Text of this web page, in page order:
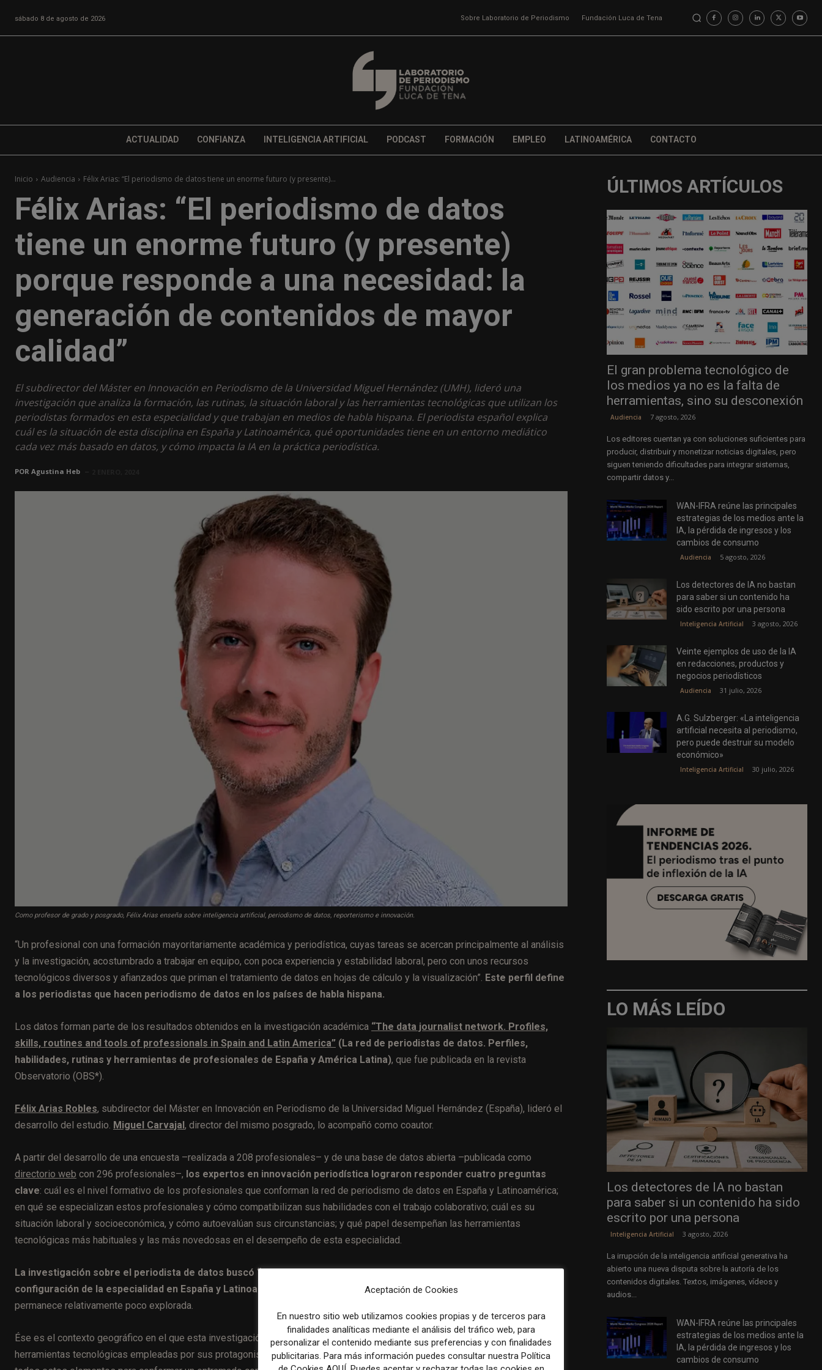
sábado 8 de agosto de 2026 Sobre Laboratorio de Periodismo Fundación Luca de Tena
ACTUALIDAD CONFIANZA INTELIGENCIA ARTIFICIAL PODCAST FORMACIÓN EMPLEO LATINOAMÉRICA CONTACTO
Inicio Audiencia Félix Arias: “El periodismo de datos tiene un enorme futuro (y presente)...
Félix Arias: “El periodismo de datos
tiene un enorme futuro (y presente)
porque responde a una necesidad: la
generación de contenidos de mayor
calidad”
El subdirector del Máster en Innovación en Periodismo de la Universidad Miguel Hernández (UMH), lideró una
investigación que analiza la formación, las rutinas, la situación laboral y las herramientas tecnológicas que utilizan los
periodistas formados en esta especialidad y que trabajan en medios de habla hispana. El periodista español explica
cuál es la situación de esta disciplina en España y Latinoamérica, qué oportunidades tiene en un entorno mediático
cada vez más basado en datos, y cómo impacta la IA en la práctica periodística.
POR Agustina Heb
Como profesor de grado y posgrado, Félix Arias enseña sobre inteligencia artificial, periodismo de datos, reporterismo e innovación.
“Un profesional con una formación mayoritariamente académica y periodística, cuyas tareas se acercan principalmente al análisis
y la investigación, acostumbrado a trabajar en equipo, con poca experiencia y estabilidad laboral, pero con unos recursos
tecnológicos diversos y afianzados que priman el tratamiento de datos en hojas de cálculo y la visualización”. Este perfil define
a los periodistas que hacen periodismo de datos en los países de habla hispana.
Los datos forman parte de los resultados obtenidos en la investigación académica “The data journalist network. Profiles,
skills, routines and tools of professionals in Spain and Latin America” (La red de periodistas de datos. Perfiles,
habilidades, rutinas y herramientas de profesionales de España y América Latina), que fue publicada en la revista
Observatorio (OBS*).
Félix Arias Robles, subdirector del Máster en Innovación en Periodismo de la Universidad Miguel Hernández (España), lideró el
desarrollo del estudio. Miguel Carvajal, director del mismo posgrado, lo acompañó como coautor.
A partir del desarrollo de una encuesta –realizada a 208 profesionales– y de una base de datos abierta –publicada como
directorio web con 296 profesionales–, los expertos en innovación periodística lograron responder cuatro preguntas
clave: cuál es el nivel formativo de los profesionales que conforman la red de periodismo de datos en España y Latinoamérica;
en qué se especializan estos profesionales y cómo compatibilizan sus habilidades con el trabajo colaborativo; cuál es su
situación laboral y socioeconómica, y cómo autoevalúan sus circunstancias; y qué papel desempeñan las herramientas
tecnológicas más habituales y las más novedosas en el desempeño de esta especialidad.
La investigación sobre el periodista de datos buscó “profundizar en las características de esta figura esencial en la
configuración de la especialidad en España y Latinoamérica”,
según explican en el artículo. “Iberoamérica es una región que
permanece relativamente poco explorada.
Ése es el contexto geográfico en el que esta investigación pretende analizar la formación, las rutinas, la situación laboral y las
herramientas tecnológicas empleadas por sus protagonistas. Pero, además, este trabajo pretende destacar la interconexión de
ÚLTIMOS ARTÍCULOS
El gran problema tecnológico de
los medios ya no es la falta de
herramientas, sino su desconexión
Audiencia 7 agosto, 2026
Los editores cuentan ya con soluciones suficientes para
producir, distribuir y monetizar noticias digitales, pero
siguen teniendo dificultades para integrar sistemas,
compartir datos y...
WAN-IFRA reúne las principales
estrategias de los medios ante la
IA, la pérdida de ingresos y los
cambios de consumo
Audiencia 5 agosto, 2026
Los detectores de IA no bastan
para saber si un contenido ha
sido escrito por una persona
Inteligencia Artificial 3 agosto, 2026
Veinte ejemplos de uso de la IA
en redacciones, productos y
negocios periodísticos
Audiencia 31 julio, 2026
A.G. Sulzberger: «La inteligencia
artificial necesita al periodismo,
pero puede destruir su modelo
económico»
Inteligencia Artificial 30 julio, 2026
LO MÁS LEÍDO
Los detectores de IA no bastan
para saber si un contenido ha sido
escrito por una persona
Inteligencia Artificial 3 agosto, 2026
La irrupción de la inteligencia artificial generativa ha
abierto una nueva disputa sobre la autoría de los
contenidos digitales. Textos, imágenes, vídeos y
audios...
WAN-IFRA reúne las principales
estrategias de los medios ante la
IA, la pérdida de ingresos y los
cambios de consumo
Aceptación de Cookies
En nuestro sitio web utilizamos cookies propias y de terceros para
finalidades analíticas mediante el análisis del tráfico web, para
personalizar el contenido mediante sus preferencias y con finalidades
publicitarias. Para más información puedes consultar nuestra Política